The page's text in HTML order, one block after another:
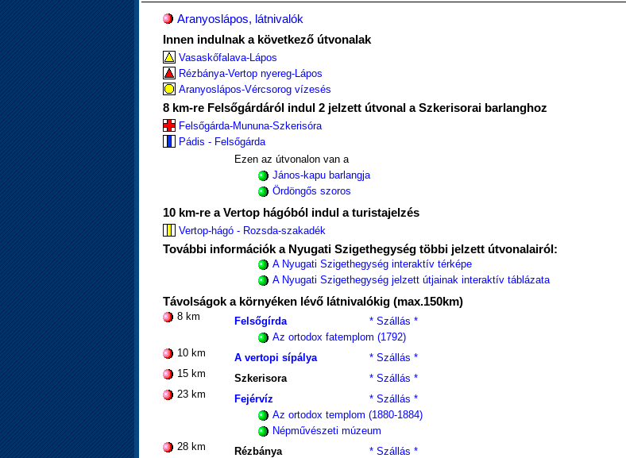
Aranyoslápos, látnivalók
Innen indulnak a következő útvonalak
Vasaskőfalava-Lápos
Rézbánya-Vertop nyereg-Lápos
Aranyoslápos-Vércsorog vízesés
8 km-re Felsőgárdáról indul 2 jelzett útvonal a Szkerisorai barlanghoz
Felsőgárda-Mununa-Szkerisóra
Pádis - Felsőgárda
Ezen az útvonalon van a
János-kapu barlangja
Ördöngős szoros
10 km-re a Vertop hágóból indul a turistajelzés
Vertop-hágó - Rozsda-szakadék
További információk a Nyugati Szigethegység többi jelzett útvonalairól:
A Nyugati Szigethegység interaktív térképe
A Nyugati Szigethegység jelzett útjainak interaktív táblázata
Távolságok a környéken lévő látnivalókig (max.150km)
8 km Felsőgírda
* Szállás *
Az ortodox fatemplom (1792)
10 km
A vertopi sípálya
* Szállás *
15 km
Szkerisora
* Szállás *
23 km
Fejérvíz
* Szállás *
Az ortodox templom (1880-1884)
Népművészeti múzeum
28 km
Rézbánya
* Szállás *